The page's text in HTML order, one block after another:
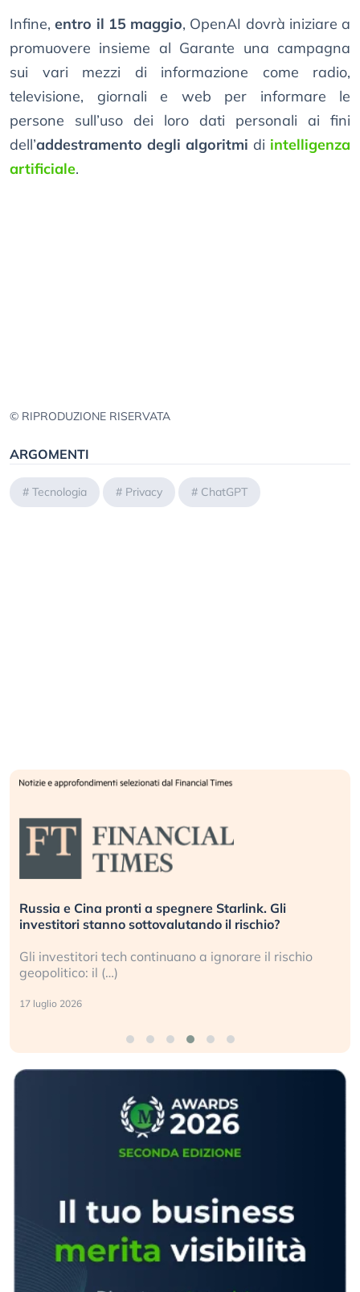
Infine,entro il 15 maggio, OpenAI dovrà iniziare a
promuovere insieme al Garante una campagna
sui vari mezzi di informazione come radio,
televisione, giornali e web per informare le
persone sull’uso dei loro dati personali ai fini
dell’addestramento degli algoritmi di intelligenza
artificiale.
© RIPRODUZIONE RISERVATA
ARGOMENTI
# Tecnologia # Privacy # ChatGPT
Russia e Cina pronti a spegnere Starlink. Gli
investitori stanno sottovalutando il rischio?
Gli investitori tech continuano a ignorare il rischio
geopolitico: il (…)
17 luglio 2026